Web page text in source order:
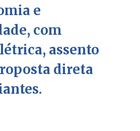
e
com
assento
direta